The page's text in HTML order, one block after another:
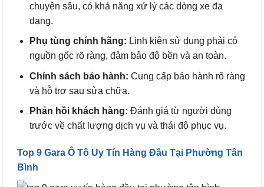
chuyên sâu, có khả năng xử lý các dòng xe đa
dạng.
Phụ tùng chính hãng: Linh kiện sử dụng phải có
nguồn gốc rõ ràng, đảm bảo độ bền và an toàn.
Chính sách bảo hành: Cung cấp bảo hành rõ ràng
và hỗ trợ sau sửa chữa.
Phản hồi khách hàng: Đánh giá từ người dùng
trước về chất lượng dịch vụ và thái độ phục vụ.
Top 9 Gara Ô Tô Uy Tín Hàng Đầu Tại Phường Tân
Bình